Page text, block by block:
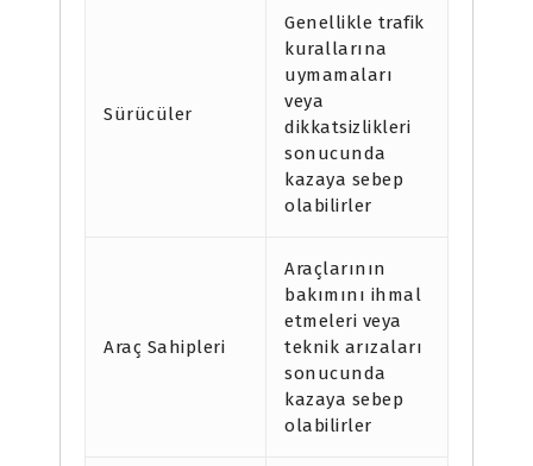
Sürücüler
Genellikle trafik
kurallarına
uymamaları
veya
dikkatsizlikleri
sonucunda
kazaya sebep
olabilirler
Araç Sahipleri
Araçlarının
bakımını ihmal
etmeleri veya
teknik arızaları
sonucunda
kazaya sebep
olabilirler